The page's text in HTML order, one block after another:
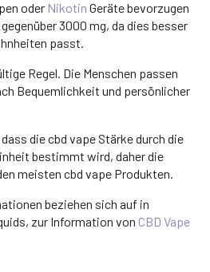
oder Nikotin Geräte bevorzugen
3000 mg, da dies besser
passt.
Regel. Die Menschen passen
Bequemlichkeit und persönlicher
die cbd vape Stärke durch die
bestimmt wird, daher die
meisten cbd vape Produkten.
beziehen sich auf in
zur Information von CBD Vape